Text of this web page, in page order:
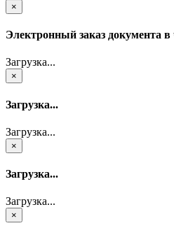
×
Электронный заказ документа
Загрузка...
×
Загрузка...
Загрузка...
×
Загрузка...
Загрузка...
×